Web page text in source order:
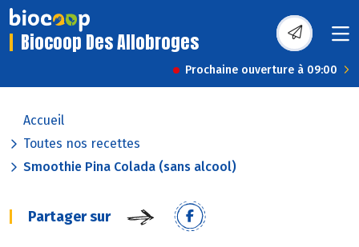
Biocoop Des Allobroges
Prochaine ouverture à 09:00
Accueil
Toutes nos recettes
Smoothie Pina Colada (sans alcool)
Partager sur